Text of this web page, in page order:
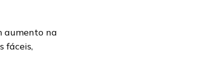
aumento na
fáceis,